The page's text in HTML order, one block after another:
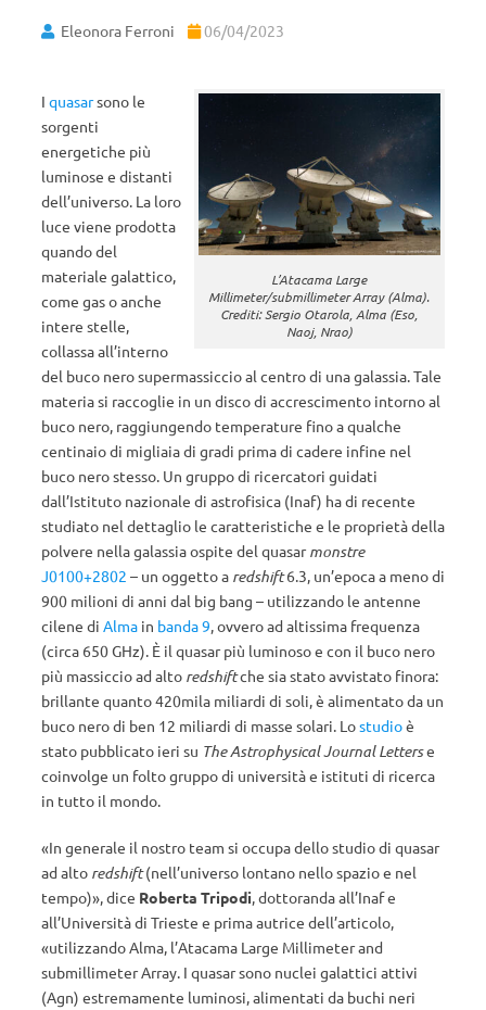
Eleonora Ferroni 06/04/2023
L’Atacama Large
Millimeter/submillimeter Array (Alma).
Crediti: Sergio Otarola, Alma (Eso,
Naoj, Nrao)
I quasarsono le
sorgenti
energetiche più
luminose e distanti
dell’universo. La loro
luce viene prodotta
quando del
materiale galattico,
come gas o anche
intere stelle,
collassa all’interno
del buco nero supermassiccio al centro di una galassia. Tale
materia si raccoglie in un disco di accrescimento intorno al
buco nero, raggiungendo temperature fino a qualche
centinaio di migliaia di gradi prima di cadere infine nel
buco nero stesso. Un gruppo di ricercatori guidati
dall’Istituto nazionale di astrofisica (Inaf) ha di recente
studiato nel dettaglio le caratteristiche e le proprietà della
polvere nella galassia ospite del quasarmonstre
J0100+2802 – un oggetto a redshift6.3, un’epoca a meno di
900 milioni di anni dal big bang – utilizzando le antenne
cilene di Alma in banda 9, ovvero ad altissima frequenza
(circa 650 GHz). È il quasar più luminoso e con il buco nero
più massiccio ad alto redshiftche sia stato avvistato finora:
brillante quanto 420mila miliardi di soli, è alimentato da un
buco nero di ben 12 miliardi di masse solari. Lostudioè
stato pubblicato ieri su The Astrophysical Journal Letterse
coinvolge un folto gruppo di università e istituti di ricerca
in tutto il mondo.
«In generale il nostro team si occupa dello studio di quasar
ad alto redshift(nell’universo lontano nello spazio e nel
tempo)», dice Roberta Tripodi, dottoranda all’Inaf e
all’Università di Trieste e prima autrice dell’articolo,
«utilizzando Alma, l’Atacama Large Millimeter and
submillimeter Array. I quasar sono nuclei galattici attivi
(Agn) estremamente luminosi, alimentati da buchi neri